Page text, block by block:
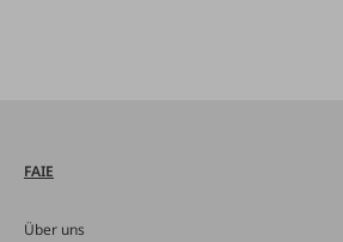
FAIE
Über uns